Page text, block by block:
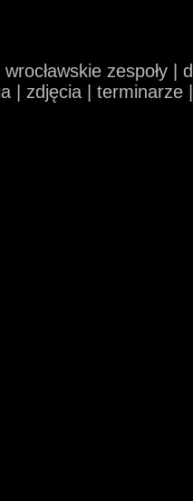
zespoły
| zdjęcia |